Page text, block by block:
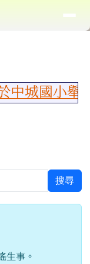
城國小舉
搜尋
生事。